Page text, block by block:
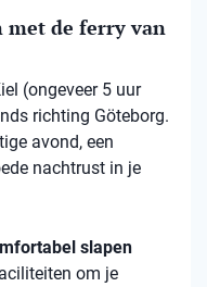
met de ferry van
(ongeveer 5 uur
richting Göteborg.
avond, een
nachtrust in je
slapen
om je